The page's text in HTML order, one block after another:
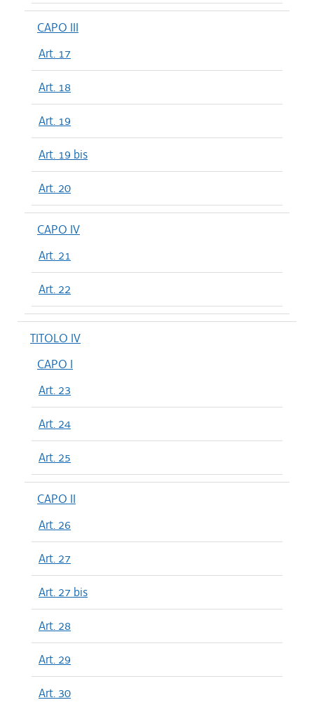
CAPO III
Art. 17
Art. 18
Art. 19
Art. 19 bis
Art. 20
CAPO IV
Art. 21
Art. 22
TITOLO IV
CAPO I
Art. 23
Art. 24
Art. 25
CAPO II
Art. 26
Art. 27
Art. 27 bis
Art. 28
Art. 29
Art. 30